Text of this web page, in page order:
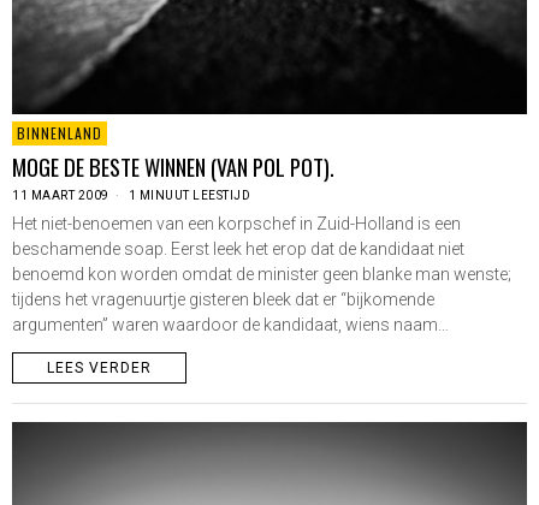
BINNENLAND
MOGE DE BESTE WINNEN (VAN POL POT).
11 MAART 2009 1 MINUUT LEESTIJD
Het niet-benoemen van een korpschef in Zuid-Holland is een
beschamende soap. Eerst leek het erop dat de kandidaat niet
benoemd kon worden omdat de minister geen blanke man wenste;
tijdens het vragenuurtje gisteren bleek dat er “bijkomende
argumenten” waren waardoor de kandidaat, wiens naam…
LEES VERDER